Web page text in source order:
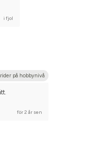
i fjol
på hobbynivå
för 2 år sen